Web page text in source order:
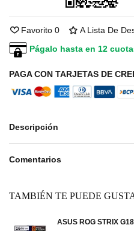
Favorito 0
A Lista De
Págalo hasta en 12
PAGA CON TARJETAS DE
Descripción
Comentarios
TAMBIÉN TE PUEDE
ASUS ROG STRIX